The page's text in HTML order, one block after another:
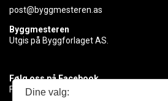
post@byggmesteren.as
Byggmesteren
Utgis på Byggforlaget AS.
Følg oss på Facebook
Få med deg det siste innen byggebransjen
Dine valg: